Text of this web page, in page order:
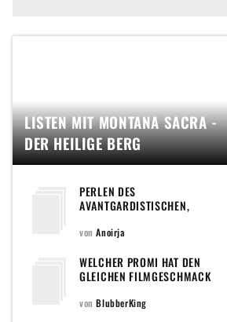
LISTEN MIT MONTANA SACRA -
DER HEILIGE BERG
PERLEN DES
AVANTGARDISTISCHEN,
PROVOKATIVEN,
EXPERIMENTELLEN KINOS
vonAnoirja
WELCHER PROMI HAT DEN
GLEICHEN FILMGESCHMACK
vonBlubberKing